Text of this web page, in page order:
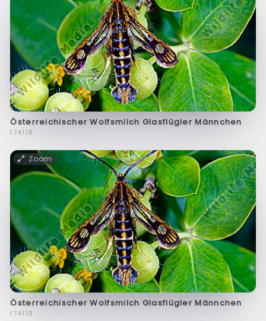
Österreichischer Wolfsmilch Glasflügler Männchen
f74118
Zoom
Österreichischer Wolfsmilch Glasflügler Männchen
f74119